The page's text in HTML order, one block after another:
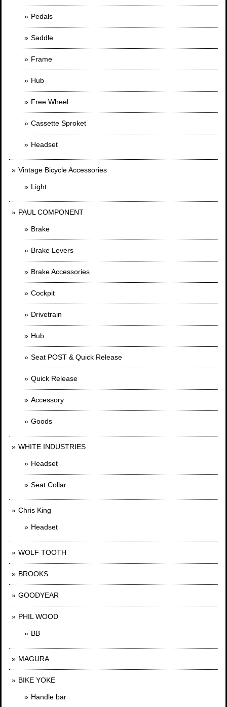
Pedals
Saddle
Frame
Hub
Free Wheel
Cassette Sproket
Headset
Vintage Bicycle Accessories
Light
PAUL COMPONENT
Brake
Brake Levers
Brake Accessories
Cockpit
Drivetrain
Hub
Seat POST & Quick Release
Quick Release
Accessory
Goods
WHITE INDUSTRIES
Headset
Seat Collar
Chris King
Headset
WOLF TOOTH
BROOKS
GOODYEAR
PHIL WOOD
BB
MAGURA
BIKE YOKE
Handle bar